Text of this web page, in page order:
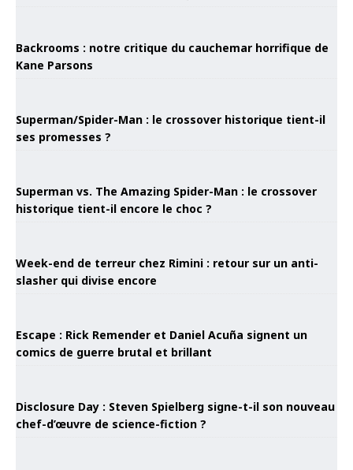
Backrooms : notre critique du cauchemar horrifique de
Kane Parsons
Superman/Spider-Man : le crossover historique tient-il
ses promesses ?
Superman vs. The Amazing Spider-Man : le crossover
historique tient-il encore le choc ?
Week-end de terreur chez Rimini : retour sur un anti-
slasher qui divise encore
Escape : Rick Remender et Daniel Acuña signent un
comics de guerre brutal et brillant
Disclosure Day : Steven Spielberg signe-t-il son nouveau
chef-d’œuvre de science-fiction ?